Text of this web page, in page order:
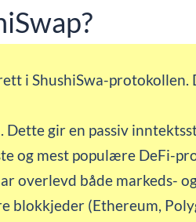
i ShushiSwa-
Dette gir en passiv
og mest populære DeFi-
overlevd både markeds-
blokkjeder (Ethereum,